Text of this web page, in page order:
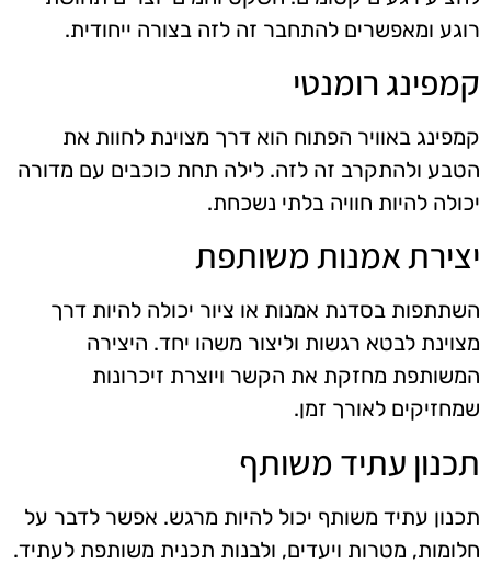
רוגע ומאפשרים להתחבר זה לזה בצורה ייחודית.
קמפינג רומנטי
קמפינג באוויר הפתוח הוא דרך מצוינת לחוות את
הטבע ולהתקרב זה לזה. לילה תחת כוכבים עם מדורה
יכולה להיות חוויה בלתי נשכחת.
יצירת אמנות משותפת
השתתפות בסדנת אמנות או ציור יכולה להיות דרך
מצוינת לבטא רגשות וליצור משהו יחד. היצירה
המשותפת מחזקת את הקשר ויוצרת זיכרונות
שמחזיקים לאורך זמן.
תכנון עתיד משותף
תכנון עתיד משותף יכול להיות מרגש. אפשר לדבר על
חלומות, מטרות ויעדים, ולבנות תכנית משותפת לעתיד.